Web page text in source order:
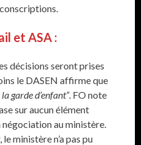
et ASA :
décisions seront prises
le DASEN affirme que
garde d’enfant”. FO note
sur aucun élément
au ministère.
ministère n’a pas pu